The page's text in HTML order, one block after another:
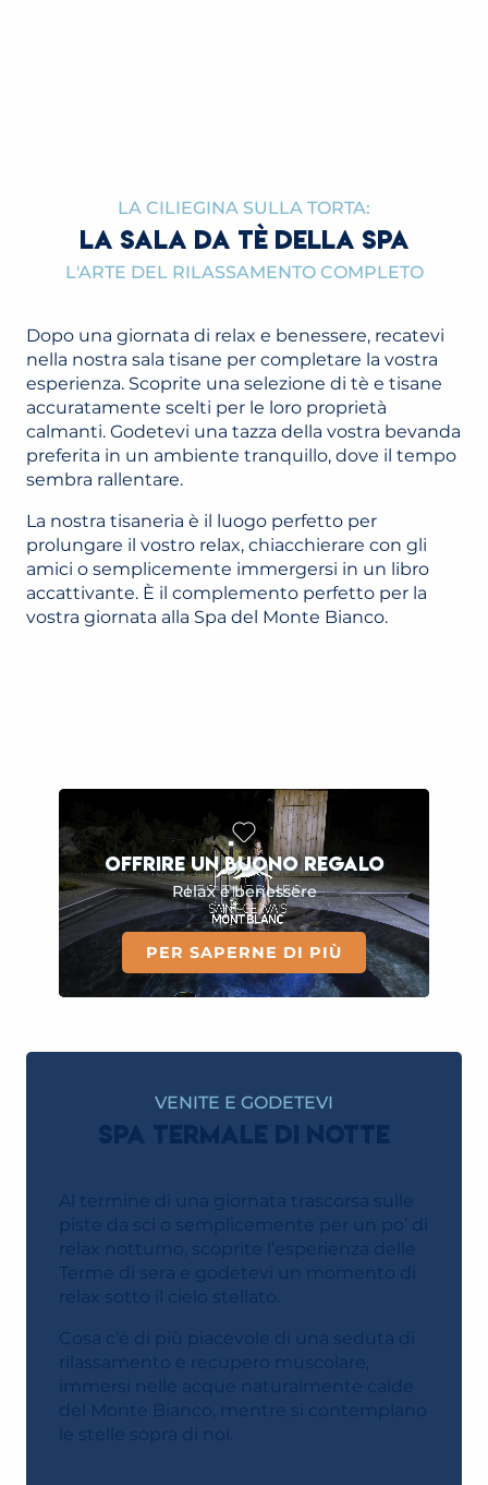
LA CILIEGINA SULLA TORTA:
LA SALA DA TÈ DELLA SPA
L'ARTE DEL RILASSAMENTO COMPLETO
Dopo una giornata di relax e benessere, recatevi
nella nostra sala tisane per completare la vostra
esperienza. Scoprite una selezione di tè e tisane
accuratamente scelti per le loro proprietà
calmanti. Godetevi una tazza della vostra bevanda
preferita in un ambiente tranquillo, dove il tempo
sembra rallentare.
La nostra tisaneria è il luogo perfetto per
prolungare il vostro relax, chiacchierare con gli
amici o semplicemente immergersi in un libro
accattivante. È il complemento perfetto per la
vostra giornata alla Spa del Monte Bianco.
OFFRIRE UN BUONO REGALO
Relax e benessere
PER SAPERNE DI PIÙ
VENITE E GODETEVI
SPA TERMALE DI NOTTE
Al termine di una giornata trascorsa sulle
piste da sci o semplicemente per un po’ di
relax notturno, scoprite l’esperienza delle
Terme di sera e godetevi un momento di
relax sotto il cielo stellato.
Cosa c’è di più piacevole di una seduta di
rilassamento e recupero muscolare,
immersi nelle acque naturalmente calde
del Monte Bianco, mentre si contemplano
le stelle sopra di noi.